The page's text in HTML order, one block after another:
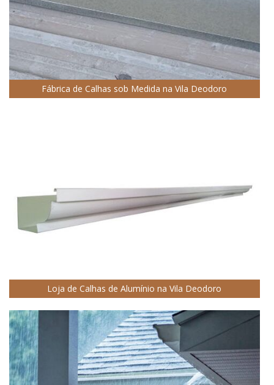
Fábrica de Calhas sob Medida na Vila Deodoro
Loja de Calhas de Alumínio na Vila Deodoro